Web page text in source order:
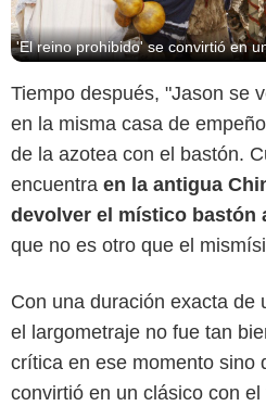
'El reino prohibido' se convirtió en
Tiempo después, "Jason se
en la misma casa de
de la azotea con el bastón.
encuentra en la antigua
devolver el místico bastón
que no es otro que el
Con una duración exacta de
el largometraje no fue tan
crítica en ese momento sino
convirtió en un clásico con